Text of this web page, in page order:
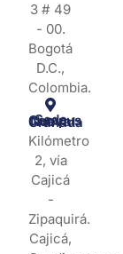
3 # 49
- 00.
Bogotá
D.C.,
Colombia.
Sede Campus Nueva Granada
Kilómetro
2, vía
Cajicá
-
Zipaquirá.
Cajicá,